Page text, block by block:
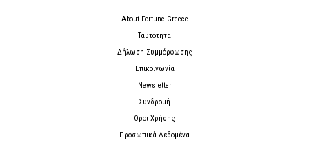
About Fortune Greece
Ταυτότητα
Δήλωση Συμμόρφωσης
Επικοινωνία
Newsletter
Συνδρομή
Όροι Χρήσης
Προσωπικά Δεδομένα